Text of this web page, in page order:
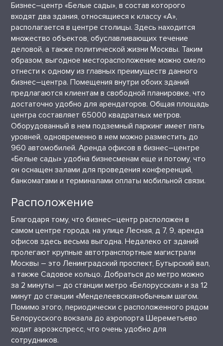
Бизнес–центр «Белые сады», в состав которого
входят два здания, относящиеся к классу «А»,
располагается в центре столицы. Здесь находится
множество объектов, обуславливающих течение
деловой, а также политической жизни Москвы. Таким
образом, выгодное месторасположение можно смело
отнести к одному из главных преимуществ данного
бизнес–центра. Помещения внутри обоих зданий
предлагаются клиентам в свободной планировке, что
достаточно удобно для арендаторов. Общая площадь
центра составляет 65000 квадратных метров.
Оборудованный в нем подземный паркинг имеет пять
уровней, одновременно в нем можно разместить до
960 автомобилей. Аренда офисов в бизнес–центре
«Белые сады» удобна бизнесменам еще и потому, что
он оснащен залами для проведения конференций,
банкоматами и терминалами оплаты мобильной связи.
Расположение
Благодаря тому, что бизнес–центр расположен в
самом центре города, на улице Лесная, д 7, 9, аренда
офисов здесь весьма выгодна. Недалеко от зданий
пролегают крупные автотранспортные магистрали
Москвы – это Ленинградский проспект, Бутырский вал,
а также Садовое кольцо. Добраться до метро можно
за 2 минуты – до станции метро «Белорусская» и за 12
минут до станции «Менделеевская»обычным шагом.
Помимо этого, периодически с расположенного рядом
Белорусского вокзала до аэропорта Шереметьево
ходит аэроэкспресс, что очень удобно для
сотрудников.